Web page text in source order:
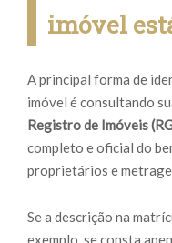
imóvel
A principal forma de
imóvel é consultando
Registro de Imóveis
completo e oficial do
proprietários e
Se a descrição na
exemplo, se consta